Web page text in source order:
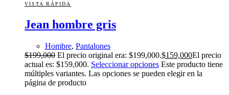
VISTA RÁPIDA
Jean hombre gris
Hombre, Pantalones
$199,000 El precio original era: $199,000.$159,000El precio
actual es: $159,000. Seleccionar opciones Este producto tiene
múltiples variantes. Las opciones se pueden elegir en la
página de producto